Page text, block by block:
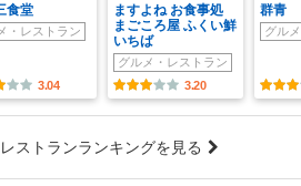
食堂
・レストラン
3.04
ますよね お食事処
まごころ屋 ふくい鮮
いちば
グルメ・レストラン
3.20
群青
グル
ストランランキングを見る